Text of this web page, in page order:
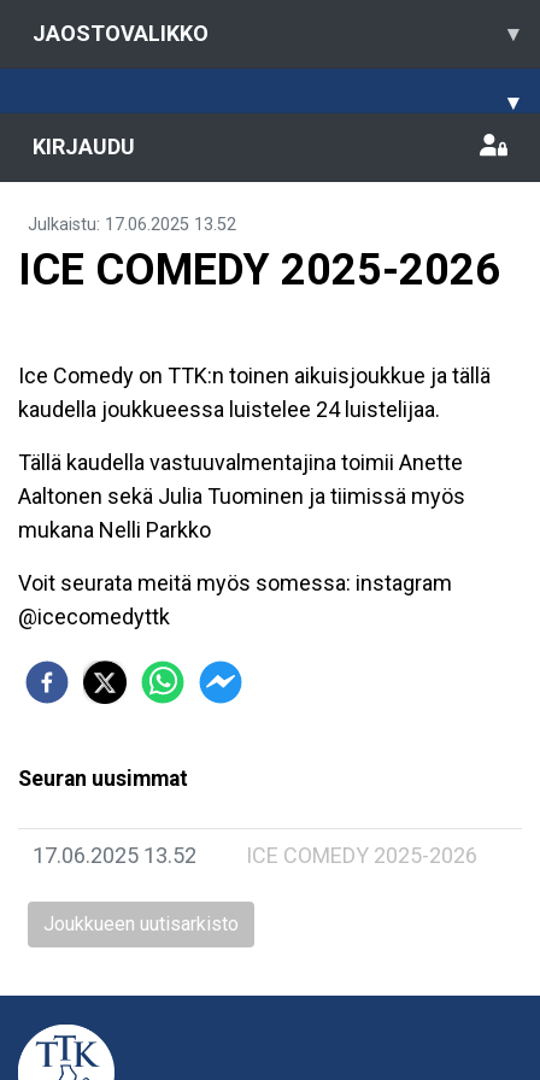
JAOSTOVALIKKO ▾
▾
KIRJAUDU
Julkaistu: 17.06.2025 13.52
ICE COMEDY 2025-2026
Ice Comedy on TTK:n toinen aikuisjoukkue ja tällä
kaudella joukkueessa luistelee 24 luistelijaa.
Tällä kaudella vastuuvalmentajina toimii Anette
Aaltonen sekä Julia Tuominen ja tiimissä myös
mukana Nelli Parkko
Voit seurata meitä myös somessa: instagram
@icecomedyttk
Seuran uusimmat
17.06.2025 13.52 ICE COMEDY 2025-2026
Joukkueen uutisarkisto